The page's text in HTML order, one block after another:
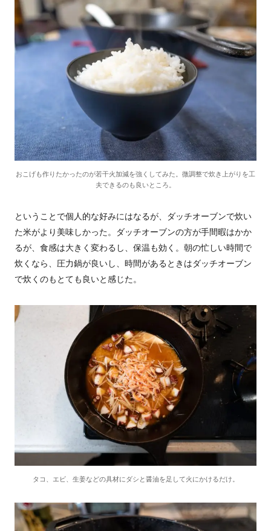
おこげも作りたかったのが若干火加減を強くしてみた。微調整で炊き上がりを工
夫できるのも良いところ。
ということで個人的な好みにはなるが、ダッチオーブンで炊い
た米がより美味しかった。ダッチオーブンの方が手間暇はかか
るが、食感は大きく変わるし、保温も効く。朝の忙しい時間で
炊くなら、圧力鍋が良いし、時間があるときはダッチオーブン
で炊くのもとても良いと感じた。
タコ、エビ、生姜などの具材にダシと醤油を足して火にかけるだけ。